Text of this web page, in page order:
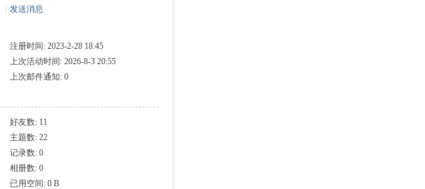
发送消息
注册时间: 2023-2-28 18:45
上次活动时间: 2026-8-3 20:55
上次邮件通知: 0
好友数: 11
主题数: 22
记录数: 0
相册数: 0
已用空间: 0 B